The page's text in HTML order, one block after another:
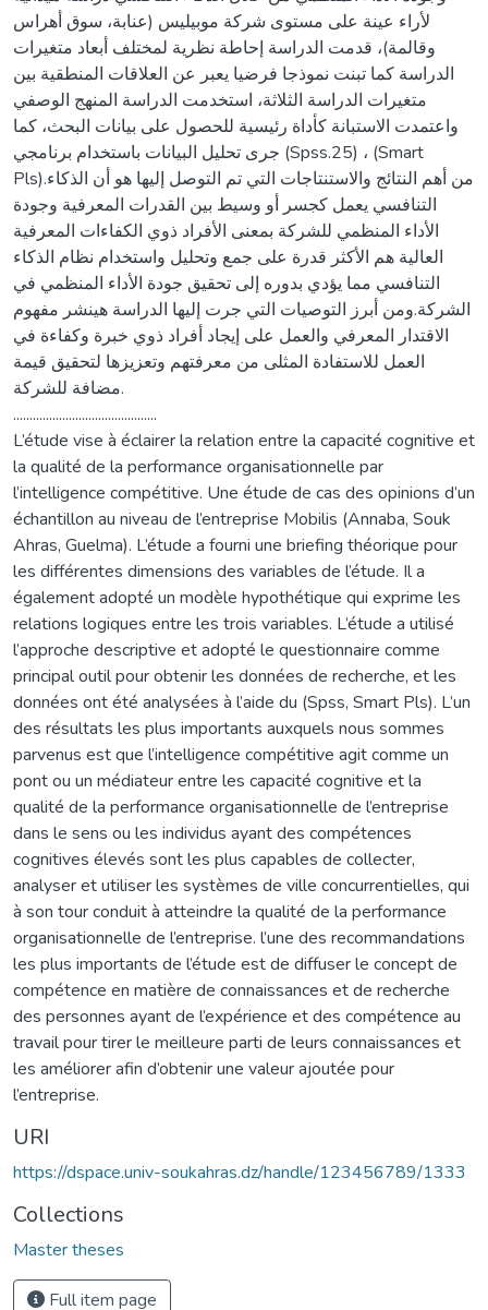
لأراء عينة على مستوى شركة موبيليس (عنابة، سوق أهراس
وقالمة)، قدمت الدراسة إحاطة نظرية لمختلف أبعاد متغيرات
الدراسة كما تبنت نموذجا فرضيا يعبر عن العلاقات المنطقية بين
متغيرات الدراسة الثلاثة، استخدمت الدراسة المنهج الوصفي
واعتمدت الاستبانة كأداة رئيسية للحصول على بيانات البحث، كما
جرى تحليل البيانات باستخدام برنامجي (Spss.25) ، (Smart
Pls).من أهم النتائج والاستنتاجات التي تم التوصل إليها هو أن الذكاء
التنافسي يعمل كجسر أو وسيط بين القدرات المعرفية وجودة
الأداء المنظمي للشركة بمعنى الأفراد ذوي الكفاءات المعرفية
العالية هم الأكثر قدرة على جمع وتحليل واستخدام نظام الذكاء
التنافسي مما يؤدي بدوره إلى تحقيق جودة الأداء المنظمي في
الشركة.ومن أبرز التوصيات التي جرت إليها الدراسة هينشر مفهوم
الاقتدار المعرفي والعمل على إيجاد أفراد ذوي خبرة وكفاءة في
العمل للاستفادة المثلى من معرفتهم وتعزيزها لتحقيق قيمة
مضافة للشركة.
............................................
L’étude vise à éclairer la relation entre la capacité cognitive et
la qualité de la performance organisationnelle par
l’intelligence compétitive. Une étude de cas des opinions d’un
échantillon au niveau de l’entreprise Mobilis (Annaba, Souk
Ahras, Guelma). L’étude a fourni une briefing théorique pour
les différentes dimensions des variables de l’étude. Il a
également adopté un modèle hypothétique qui exprime les
relations logiques entre les trois variables. L’étude a utilisé
l’approche descriptive et adopté le questionnaire comme
principal outil pour obtenir les données de recherche, et les
données ont été analysées à l’aide du (Spss, Smart Pls). L’un
des résultats les plus importants auxquels nous sommes
parvenus est que l’intelligence compétitive agit comme un
pont ou un médiateur entre les capacité cognitive et la
qualité de la performance organisationnelle de l’entreprise
dans le sens ou les individus ayant des compétences
cognitives élevés sont les plus capables de collecter,
analyser et utiliser les systèmes de ville concurrentielles, qui
à son tour conduit à atteindre la qualité de la performance
organisationnelle de l’entreprise. l’une des recommandations
les plus importants de l’étude est de diffuser le concept de
compétence en matière de connaissances et de recherche
des personnes ayant de l’expérience et des compétence au
travail pour tirer le meilleure parti de leurs connaissances et
les améliorer afin d’obtenir une valeur ajoutée pour
l’entreprise.
URI
https://dspace.univ-soukahras.dz/handle/123456789/1333
Collections
Master theses
Full item page